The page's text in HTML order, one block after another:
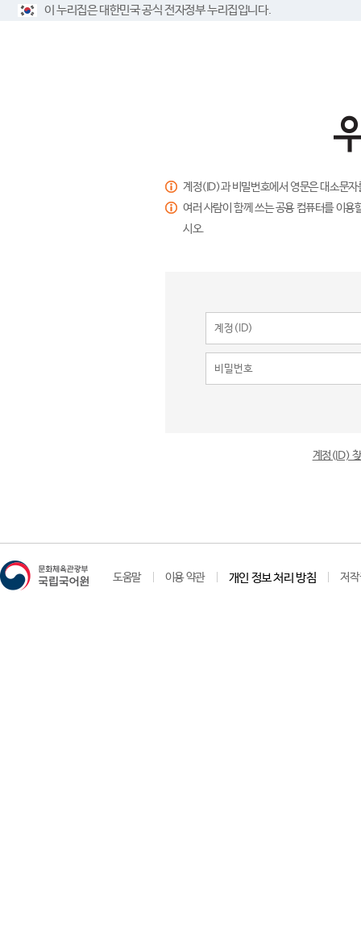
이 누리집은 대한민국 공식 전자정부 누리집입니다.
계정(ID)과 비밀번호에서 영문은 대소문
여러 사람이 함께 쓰는 공용 컴퓨터를 이
시오.
계정(ID)
도움말 이용 약관 개인 정보 처리 방침 저